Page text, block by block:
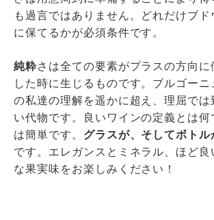
も過言ではありません。どれだけブ
に保てるかが必須条件です。
純粋さは全ての要素がプラスの方向に
した時に生じるものです。ブルゴーニ
の私達の理解を遥かに超え、理屈では
い代物です。良いワインの定義とは何
は簡単です。 グラスが、そしてボトル
です。エレガンスとミネラル、ほど
な果実味をお楽しみください！